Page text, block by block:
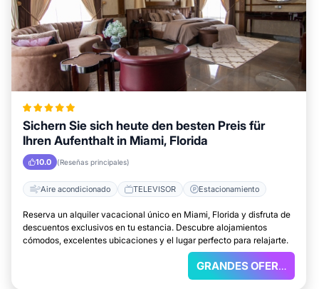
Sichern Sie sich heute den besten Preis für
Ihren Aufenthalt in Miami, Florida
10.0 (Reseñas principales)
Aire acondicionado TELEVISOR Estacionamiento
Reserva un alquiler vacacional único en Miami, Florida y disfruta de
descuentos exclusivos en tu estancia. Descubre alojamientos
cómodos, excelentes ubicaciones y el lugar perfecto para relajarte.
GRANDES OFERTAS